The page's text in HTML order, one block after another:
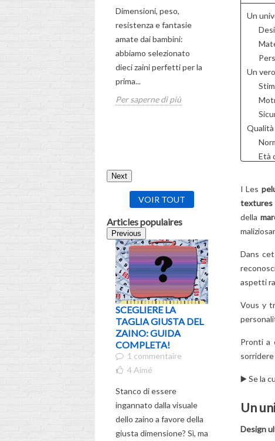
Dimensioni, peso,
resistenza e fantasie
amate dai bambini:
abbiamo selezionato
dieci zaini perfetti per la
prima...
Per saperne di più
completa per
Per saperne
Next
VOIR TOUT
Articles populaires
Previous
SCEGLIERE LA
TAGLIA GIUSTA DEL
ZAINO: GUIDA
COMPLETA!
1 commentaire
4 Aimé
Stanco di essere
ingannato dalla visuale
dello zaino a favore della
giusta dimensione? Sì, ma
CHI È
PROVA
DISNEY
PRIMA!
Sei incuriosito
Un
Un
Qualità
Età
FAQ
A
Un
I Les
textures
della
Dans
aspetti
Vous y
Pronti a
▶️ Se la
Un
Design